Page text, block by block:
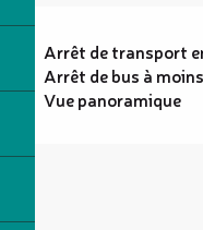
Arrêt de transport
Arrêt de bus à
Vue panoramique